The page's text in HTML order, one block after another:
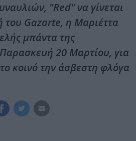
"Red" να γίνεται
του Gazarte, η Μαριέττα
μπάντα της
20 Μαρτίου, για
κοινό την άσβεστη φλόγα